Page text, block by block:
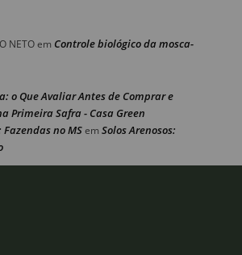
NETOem Controle biológico da mosca-
o Que Avaliar Antes de Comprar e
Primeira Safra - Casa Green
no MSem Solos Arenosos: